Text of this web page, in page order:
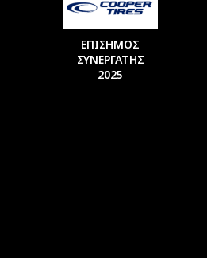
ΕΠΙΣΗΜΟΣ
ΣΥΝΕΡΓΑΤΗΣ
2025